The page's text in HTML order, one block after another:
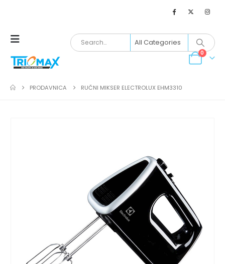
0
PRODAVNICA RUČNI MIKSER ELECTROLUX EHM3310